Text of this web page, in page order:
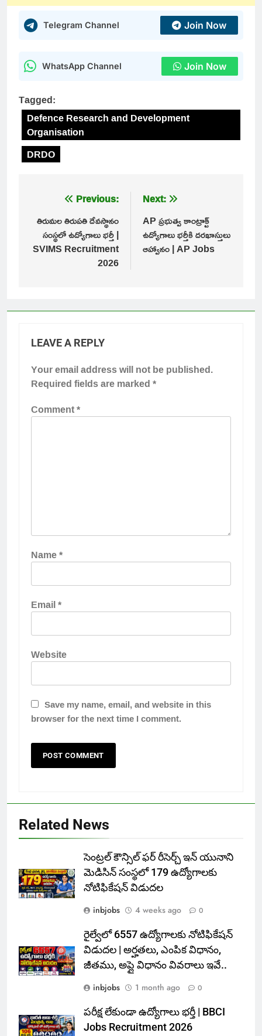
Telegram Channel Join Now
WhatsApp Channel Join Now
Tagged:
Defence Research and Development
Organisation
DRDO
navigation
Previous:
తిరుమల తిరుపతి దేవస్థానం
సంస్థలో ఉద్యోగాలు భర్తీ |
SVIMS Recruitment
2026
Next:
AP ప్రభుత్వ కాంట్రాక్ట్
ఉద్యోగాలు భర్తీకి దరఖాస్తులు
ఆహ్వానం | AP Jobs
LEAVE A REPLY
Your email address will not be published.
Required fields are marked*
Comment*
Name*
Email*
Website
Save my name, email, and website in this
browser for the next time I comment.
Related News
సెంట్రల్ కౌన్సిల్ ఫర్ రీసెర్చ్ ఇన్ యునాని
మెడిసిన్ సంస్థలో 179 ఉద్యోగాలకు
నోటిఫికేషన్ విడుదల
inbjobs
4 weeks ago 0
రైల్వేలో 6557 ఉద్యోగాలకు నోటిఫికేషన్
విడుదల | అర్హతలు, ఎంపిక విధానం,
జీతము, అప్లై విధానం వివరాలు ఇవే..
inbjobs
1 month ago 0
పరీక్ష లేకుండా ఉద్యోగాలు భర్తీ | BBCI
Jobs Recruitment 2026